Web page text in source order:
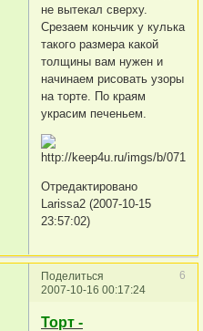
не вытекал сверху.
Срезаем коньчик у кулька
такого размера какой
толщины вам нужен и
начинаем рисовать узоры
на торте. По краям
украсим печеньем.
Отредактировано
Larissa2 (2007-10-15
23:57:02)
Поделиться
6
2007-10-16 00:17:24
Торт -